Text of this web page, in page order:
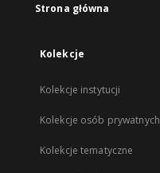
Strona główna
Kolekcje
Kolekcje instytucji
Kolekcje osób prywatnych
Kolekcje tematyczne